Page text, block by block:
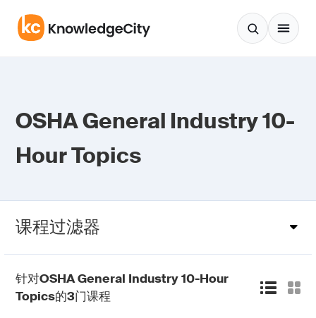
OSHA General Industry 10-
Hour Topics
课程过滤器
针对OSHA General Industry 10-Hour
Topics的3门课程